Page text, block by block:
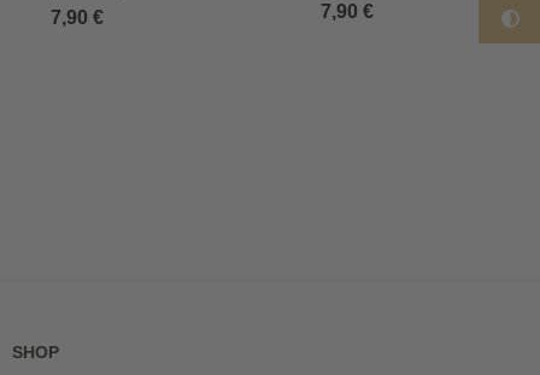
7,90 €
7,90 €
SHOP